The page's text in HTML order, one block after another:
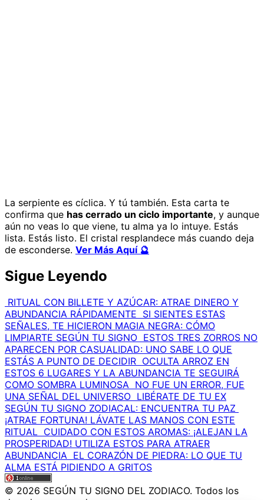
La serpiente es cíclica. Y tú también. Esta carta te
confirma que has cerrado un ciclo importante, y aunque
aún no veas lo que viene, tu alma ya lo intuye. Estás
lista. Estás listo. El cristal resplandece más cuando deja
de esconderse. Ver Más Aquí 🔮
Sigue Leyendo
RITUAL CON BILLETE Y AZÚCAR: ATRAE DINERO Y
ABUNDANCIA RÁPIDAMENTE SI SIENTES ESTAS
SEÑALES, TE HICIERON MAGIA NEGRA: CÓMO
LIMPIARTE SEGÚN TU SIGNO ESTOS TRES ZORROS NO
APARECEN POR CASUALIDAD: UNO SABE LO QUE
ESTÁS A PUNTO DE DECIDIR OCULTA ARROZ EN
ESTOS 6 LUGARES Y LA ABUNDANCIA TE SEGUIRÁ
COMO SOMBRA LUMINOSA NO FUE UN ERROR, FUE
UNA SEÑAL DEL UNIVERSO LIBÉRATE DE TU EX
SEGÚN TU SIGNO ZODIACAL: ENCUENTRA TU PAZ
¡ATRAE FORTUNA! LÁVATE LAS MANOS CON ESTE
RITUAL CUIDADO CON ESTOS AROMAS: ¡ALEJAN LA
PROSPERIDAD! UTILIZA ESTOS PARA ATRAER
ABUNDANCIA EL CORAZÓN DE PIEDRA: LO QUE TU
ALMA ESTÁ PIDIENDO A GRITOS
© 2026 SEGÚN TU SIGNO DEL ZODIACO. Todos los